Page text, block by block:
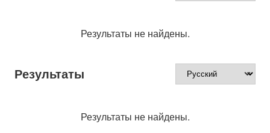
Результаты не найдены.
Результаты
Результаты не найдены.